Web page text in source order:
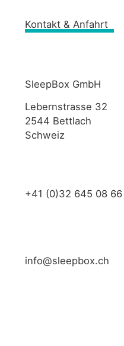
Kontakt & Anfahrt
SleepBox GmbH
Lebernstrasse 32
2544 Bettlach
Schweiz
+41 (0)32 645 08 66
info@sleepbox.ch